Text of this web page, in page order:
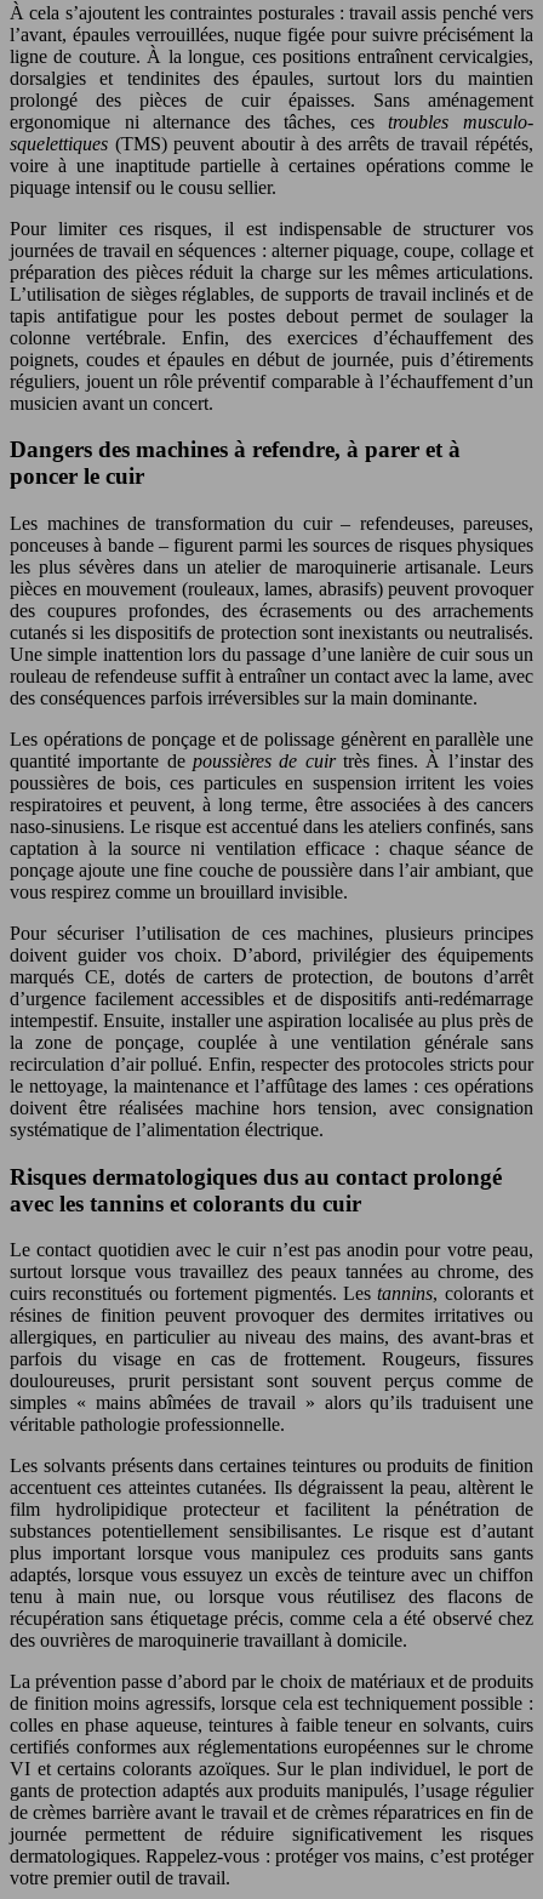
À cela s’ajoutent les contraintes posturales : travail assis penché vers
l’avant, épaules verrouillées, nuque figée pour suivre précisément la
ligne de couture. À la longue, ces positions entraînent cervicalgies,
dorsalgies et tendinites des épaules, surtout lors du maintien
prolongé des pièces de cuir épaisses. Sans aménagement
ergonomique ni alternance des tâches, cestroubles musculo-
squelettiques (TMS) peuvent aboutir à des arrêts de travail répétés,
voire à une inaptitude partielle à certaines opérations comme le
piquage intensif ou le cousu sellier.
Pour limiter ces risques, il est indispensable de structurer vos
journées de travail en séquences : alterner piquage, coupe, collage et
préparation des pièces réduit la charge sur les mêmes articulations.
L’utilisation de sièges réglables, de supports de travail inclinés et de
tapis antifatigue pour les postes debout permet de soulager la
colonne vertébrale. Enfin, des exercices d’échauffement des
poignets, coudes et épaules en début de journée, puis d’étirements
réguliers, jouent un rôle préventif comparable à l’échauffement d’un
musicien avant un concert.
Dangers des machines à refendre, à parer et à
poncer le cuir
Les machines de transformation du cuir – refendeuses, pareuses,
ponceuses à bande – figurent parmi les sources de risques physiques
les plus sévères dans un atelier de maroquinerie artisanale. Leurs
pièces en mouvement (rouleaux, lames, abrasifs) peuvent provoquer
des coupures profondes, des écrasements ou des arrachements
cutanés si les dispositifs de protection sont inexistants ou neutralisés.
Une simple inattention lors du passage d’une lanière de cuir sous un
rouleau de refendeuse suffit à entraîner un contact avec la lame, avec
des conséquences parfois irréversibles sur la main dominante.
Les opérations de ponçage et de polissage génèrent en parallèle une
quantité importante de poussières de cuirtrès fines. À l’instar des
poussières de bois, ces particules en suspension irritent les voies
respiratoires et peuvent, à long terme, être associées à des cancers
naso-sinusiens. Le risque est accentué dans les ateliers confinés, sans
captation à la source ni ventilation efficace : chaque séance de
ponçage ajoute une fine couche de poussière dans l’air ambiant, que
vous respirez comme un brouillard invisible.
Pour sécuriser l’utilisation de ces machines, plusieurs principes
doivent guider vos choix. D’abord, privilégier des équipements
marqués CE, dotés de carters de protection, de boutons d’arrêt
d’urgence facilement accessibles et de dispositifs anti-redémarrage
intempestif. Ensuite, installer une aspiration localisée au plus près de
la zone de ponçage, couplée à une ventilation générale sans
recirculation d’air pollué. Enfin, respecter des protocoles stricts pour
le nettoyage, la maintenance et l’affûtage des lames : ces opérations
doivent être réalisées machine hors tension, avec consignation
systématique de l’alimentation électrique.
Risques dermatologiques dus au contact prolongé
avec les tannins et colorants du cuir
Le contact quotidien avec le cuir n’est pas anodin pour votre peau,
surtout lorsque vous travaillez des peaux tannées au chrome, des
cuirs reconstitués ou fortement pigmentés. Lestannins, colorants et
résines de finition peuvent provoquer des dermites irritatives ou
allergiques, en particulier au niveau des mains, des avant-bras et
parfois du visage en cas de frottement. Rougeurs, fissures
douloureuses, prurit persistant sont souvent perçus comme de
simples « mains abîmées de travail » alors qu’ils traduisent une
véritable pathologie professionnelle.
Les solvants présents dans certaines teintures ou produits de finition
accentuent ces atteintes cutanées. Ils dégraissent la peau, altèrent le
film hydrolipidique protecteur et facilitent la pénétration de
substances potentiellement sensibilisantes. Le risque est d’autant
plus important lorsque vous manipulez ces produits sans gants
adaptés, lorsque vous essuyez un excès de teinture avec un chiffon
tenu à main nue, ou lorsque vous réutilisez des flacons de
récupération sans étiquetage précis, comme cela a été observé chez
des ouvrières de maroquinerie travaillant à domicile.
La prévention passe d’abord par le choix de matériaux et de produits
de finition moins agressifs, lorsque cela est techniquement possible :
colles en phase aqueuse, teintures à faible teneur en solvants, cuirs
certifiés conformes aux réglementations européennes sur le chrome
VI et certains colorants azoïques. Sur le plan individuel, le port de
gants de protection adaptés aux produits manipulés, l’usage régulier
de crèmes barrière avant le travail et de crèmes réparatrices en fin de
journée permettent de réduire significativement les risques
dermatologiques. Rappelez-vous : protéger vos mains, c’est protéger
votre premier outil de travail.